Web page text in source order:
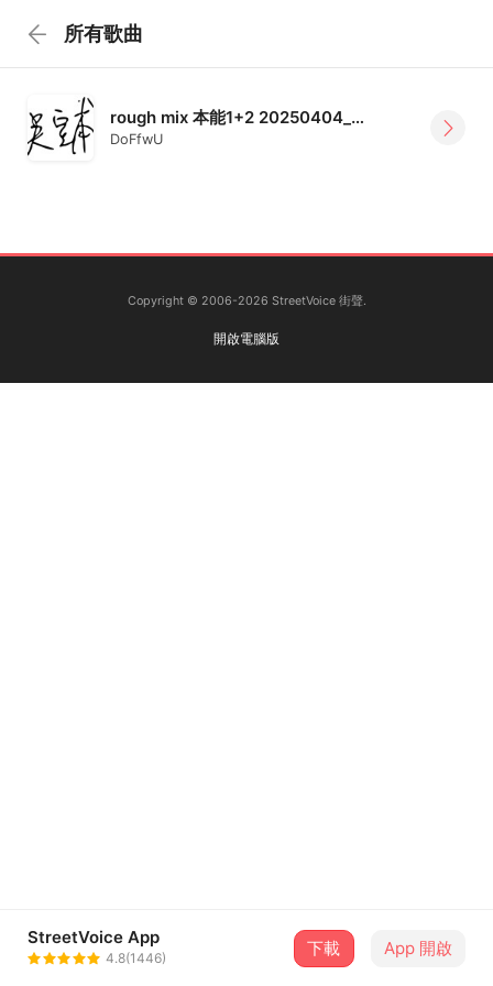
所有歌曲
rough mix 本能1+2 20250404_256kibts
DoFfwU
Copyright © 2006-2026 StreetVoice 街聲.
開啟電腦版
StreetVoice App
4.8(1446) 下載 App 開啟